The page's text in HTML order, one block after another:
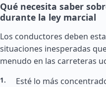
Qué necesita saber
durante la ley marcial
Los conductores deben
situaciones inesperadas
menudo en las carreteras
Esté lo más